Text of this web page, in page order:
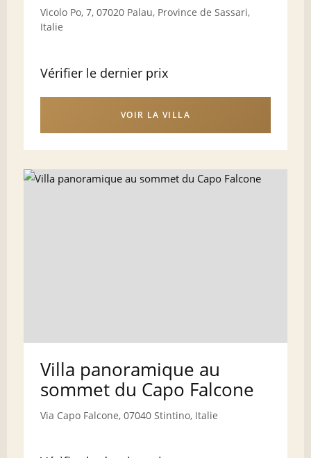
Vicolo Po, 7, 07020 Palau, Province de Sassari,
Italie
Vérifier le dernier prix
VOIR LA VILLA
Villa panoramique au
sommet du Capo Falcone
Via Capo Falcone, 07040 Stintino, Italie